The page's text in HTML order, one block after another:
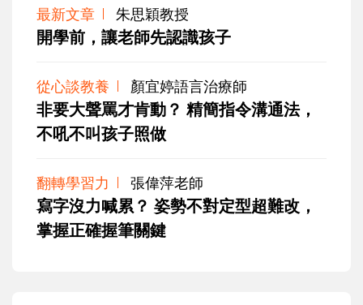
最新文章 朱思穎教授
開學前，讓老師先認識孩子
從心談教養 顏宜婷語言治療師
非要大聲罵才肯動？ 精簡指令溝通法，
不吼不叫孩子照做
翻轉學習力 張偉萍老師
寫字沒力喊累？ 姿勢不對定型超難改，
掌握正確握筆關鍵